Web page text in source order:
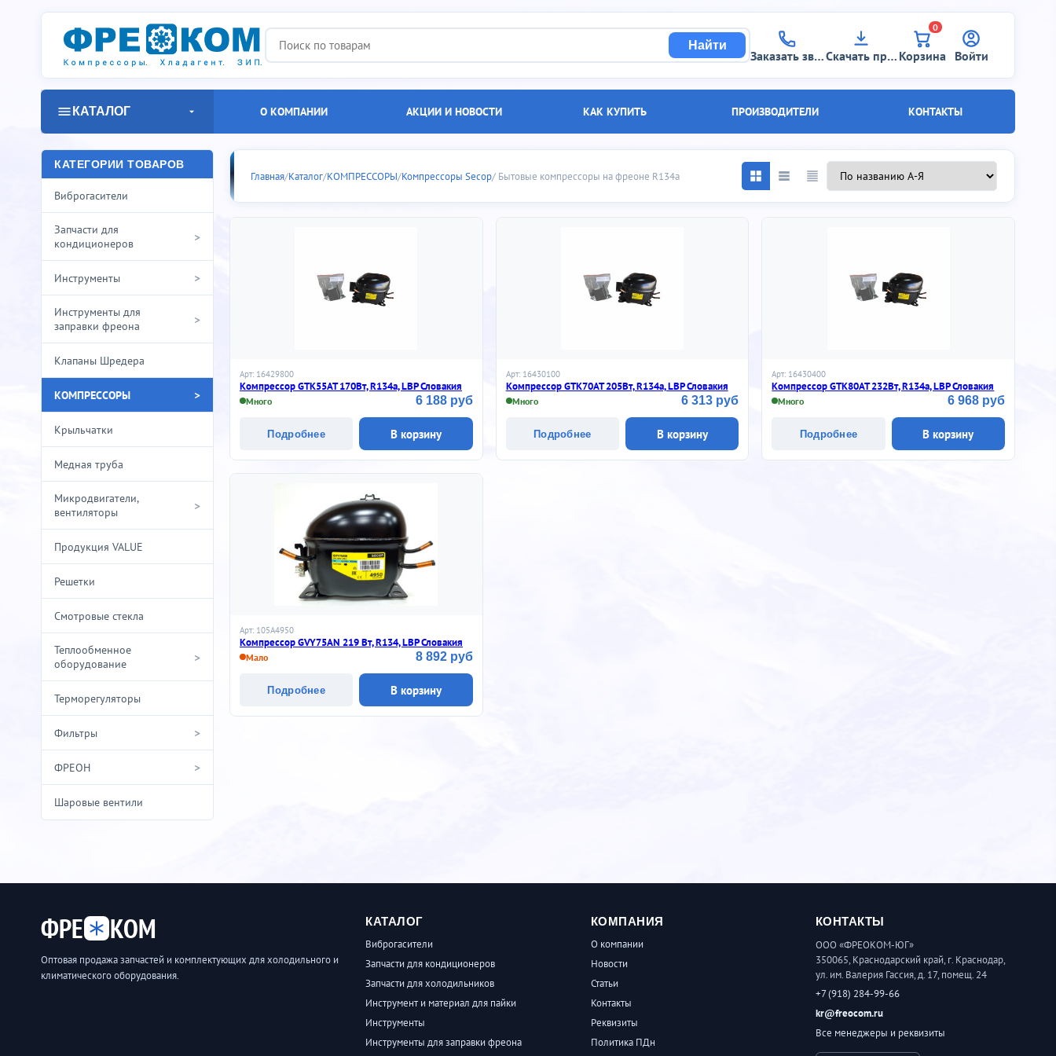
Найти
Заказать звонокСкачать прайс
0
Корзина Войти
КАТАЛОГ О КОМПАНИИ АКЦИИ И НОВОСТИ КАК КУПИТЬ ПРОИЗВОДИТЕЛИ КОНТАКТЫ
КАТЕГОРИИ ТОВАРОВ
Виброгасители
Запчасти для
кондиционеров
>
Инструменты >
Инструменты для
заправки фреона
>
Клапаны Шредера
КОМПРЕССОРЫ >
Крыльчатки
Медная труба
Микродвигатели,
вентиляторы
>
Продукция VALUE
Решетки
Смотровые стекла
Теплообменное
оборудование
>
Терморегуляторы
Фильтры >
ФРЕОН >
Шаровые вентили
Бытовые компрессоры на фреоне R134a
Главная/Каталог/КОМПРЕССОРЫ/Компрессоры Secop/ Бытовые компрессоры на фреоне R134a
Арт: 16429800
Компрессор GTK55AT 170Вт, R134a, LBP Словакия
Много 6 188 руб
Подробнее В корзину
Арт: 16430100
Компрессор GTK70AT 205Вт, R134a, LBP Словакия
Много 6 313 руб
Подробнее В корзину
Арт: 16430400
Компрессор GTK80AT 232Вт, R134a, LBP Словакия
Много 6 968 руб
Подробнее В корзину
Арт: 105A4950
Компрессор GVY75AN 219 Вт, R134, LBP Словакия
Мало 8 892 руб
Подробнее В корзину
ФРЕ КОМ
Оптовая продажа запчастей и комплектующих для холодильного и
климатического оборудования.
КАТАЛОГ
Виброгасители
Запчасти для кондиционеров
Запчасти для холодильников
Инструмент и материал для пайки
Инструменты
Инструменты для заправки фреона
КОМПАНИЯ
О компании
Новости
Статьи
Контакты
Реквизиты
Политика ПДн
КОНТАКТЫ
ООО «ФРЕОКОМ-ЮГ»
350065, Краснодарский край, г. Краснодар,
ул. им. Валерия Гассия, д. 17, помещ. 24
+7 (918) 284-99-66
kr@freocom.ru
Все менеджеры и реквизиты